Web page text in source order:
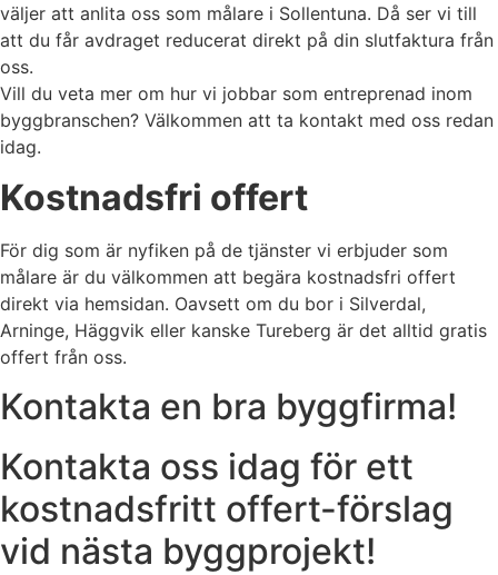
väljer att anlita oss som målare i Sollentuna. Då ser vi till
att du får avdraget reducerat direkt på din slutfaktura från
oss.
Vill du veta mer om hur vi jobbar som entreprenad inom
byggbranschen? Välkommen att ta kontakt med oss redan
idag.
Kostnadsfri offert
För dig som är nyfiken på de tjänster vi erbjuder som
målare är du välkommen att begära kostnadsfri offert
direkt via hemsidan. Oavsett om du bor i Silverdal,
Arninge, Häggvik eller kanske Tureberg är det alltid gratis
offert från oss.
Kontakta en bra byggfirma!
Kontakta oss idag för ett
kostnadsfritt offert-förslag
vid nästa byggprojekt!